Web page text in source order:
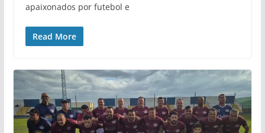
apaixonados por futebol e
Read More